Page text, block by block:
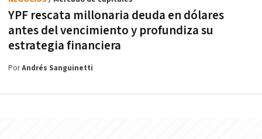
YPF rescata millonaria deuda en dólares
antes del vencimiento y profundiza su
estrategia financiera
PorAndrés Sanguinetti